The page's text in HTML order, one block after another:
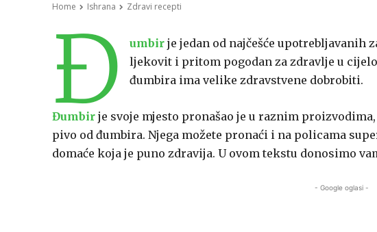
Home Ishrana Zdravi recepti
Đ umbir je jedan od najčešće upotrebljavanih
ljekovit i pritom pogodan za zdravlje u
đumbira ima velike zdravstvene dobrobiti.
Đumbir je svoje mjesto pronašao je u raznim
pivo od đumbira. Njega možete pronaći i na policama
domaće koja je puno zdravija. U ovom tekstu donosimo
- Google oglasi -